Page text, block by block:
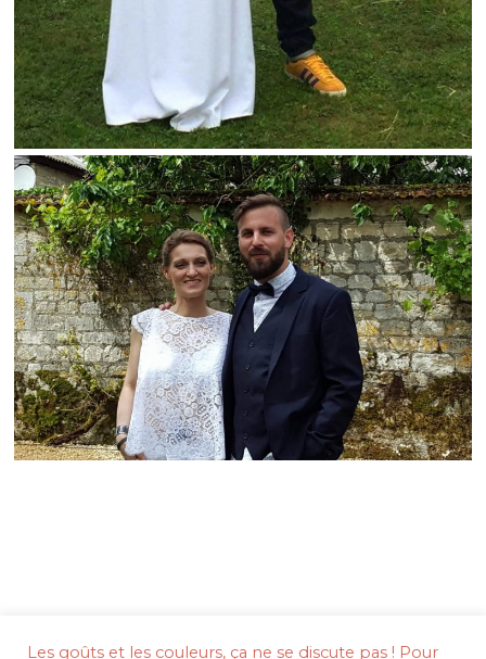
Les goûts et les couleurs, ça ne se discute pas ! Pour